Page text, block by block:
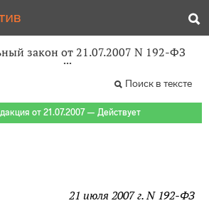
закон от 21.07.2007 N 192-ФЗ
Поиск в тексте
от 21.07.2007 — Действует
21 июля 2007 г. N 192-ФЗ